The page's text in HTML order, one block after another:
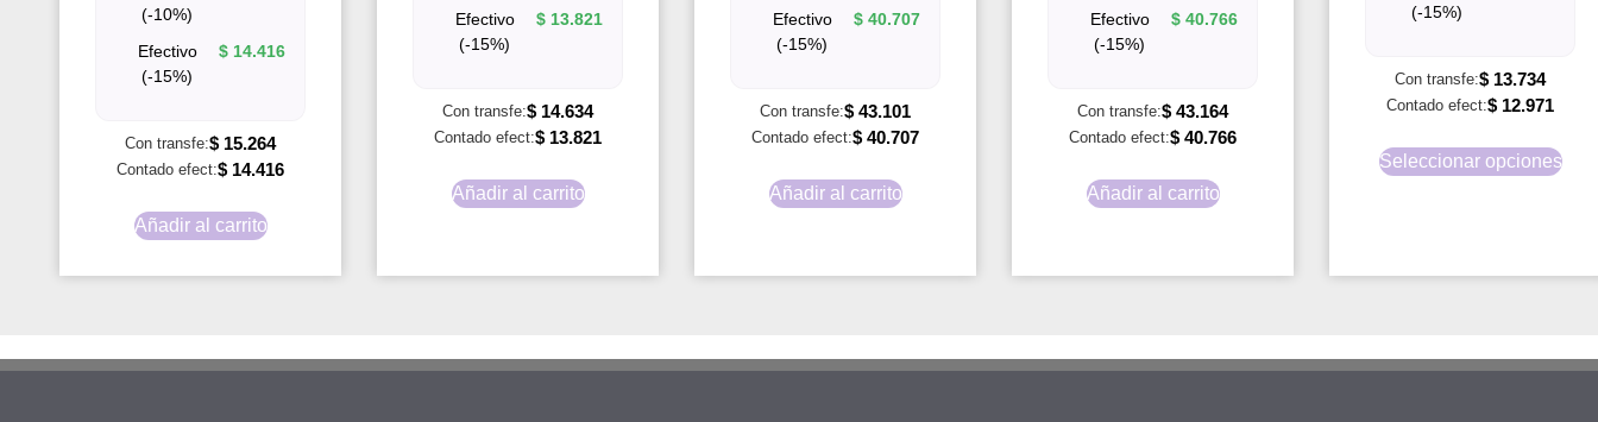
(-10%)
Efectivo
(-15%)
$ 14.416
Con transfe:$ 15.264
Contado efect:$ 14.416
Añadir al carrito
Efectivo
(-15%)
$ 13.821
Con transfe:$ 14.634
Contado efect:$ 13.821
Añadir al carrito
Efectivo
(-15%)
$ 40.707
Con transfe:$ 43.101
Contado efect:$ 40.707
Añadir al carrito
Efectivo
(-15%)
$ 40.766
Con transfe:$ 43.164
Contado efect:$ 40.766
Añadir al carrito
(-15%)
Con transfe:$ 13.734
Contado efect:$ 12.971
Seleccionar opciones